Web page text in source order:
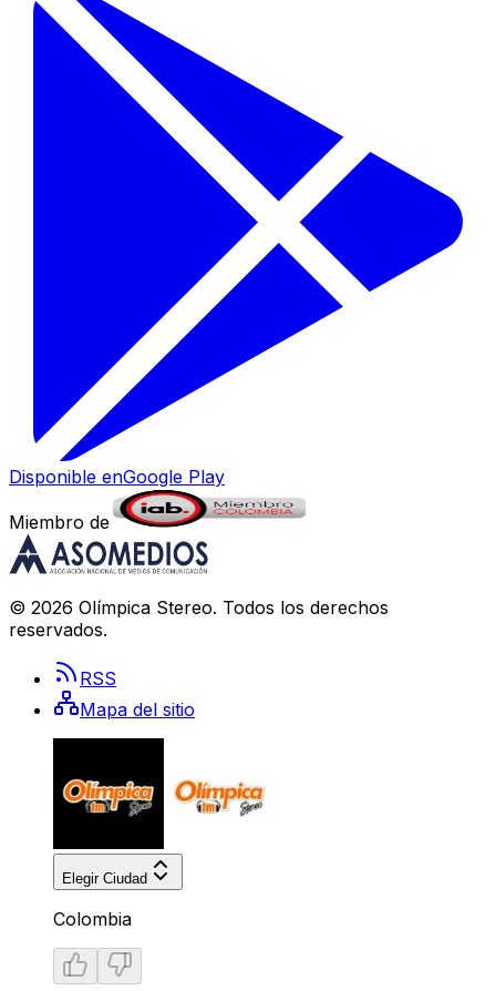
Disponible enGoogle Play
Miembro de
© 2026 Olímpica Stereo. Todos los derechos
reservados.
RSS
Mapa del sitio
Elegir Ciudad
Colombia